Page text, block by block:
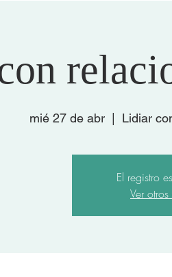
mié 27 de abr
  |
Lidiar
El registro
Ver